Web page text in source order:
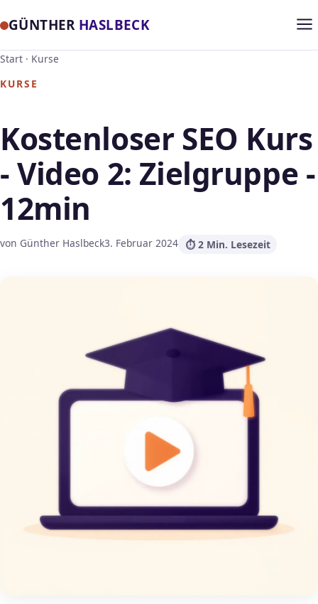
GÜNTHER HASLBECK
Start · Kurse
KURSE
Kostenloser SEO Kurs
- Video 2: Zielgruppe -
12min
von Günther Haslbeck3. Februar 2024 ⏱ 2 Min. Lesezeit